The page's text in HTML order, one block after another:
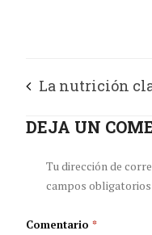
La nutrición
en la protección
la piel
DEJA UN
Tu dirección de
campos
Comentario*